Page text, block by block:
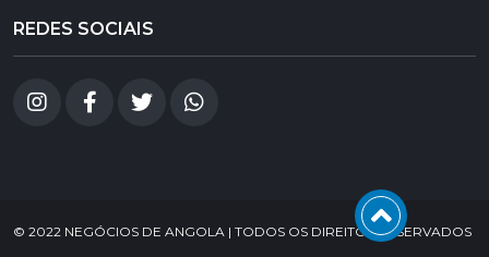
REDES SOCIAIS
© 2022 NEGÓCIOS DE ANGOLA | TODOS OS DIREITOS RESERVADOS